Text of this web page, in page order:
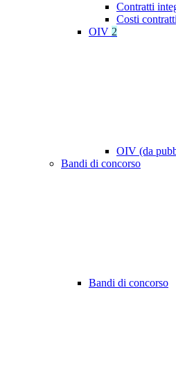
Contratti
Costi
OIV 2
OIV (da
Bandi di concorso
Bandi di concorso